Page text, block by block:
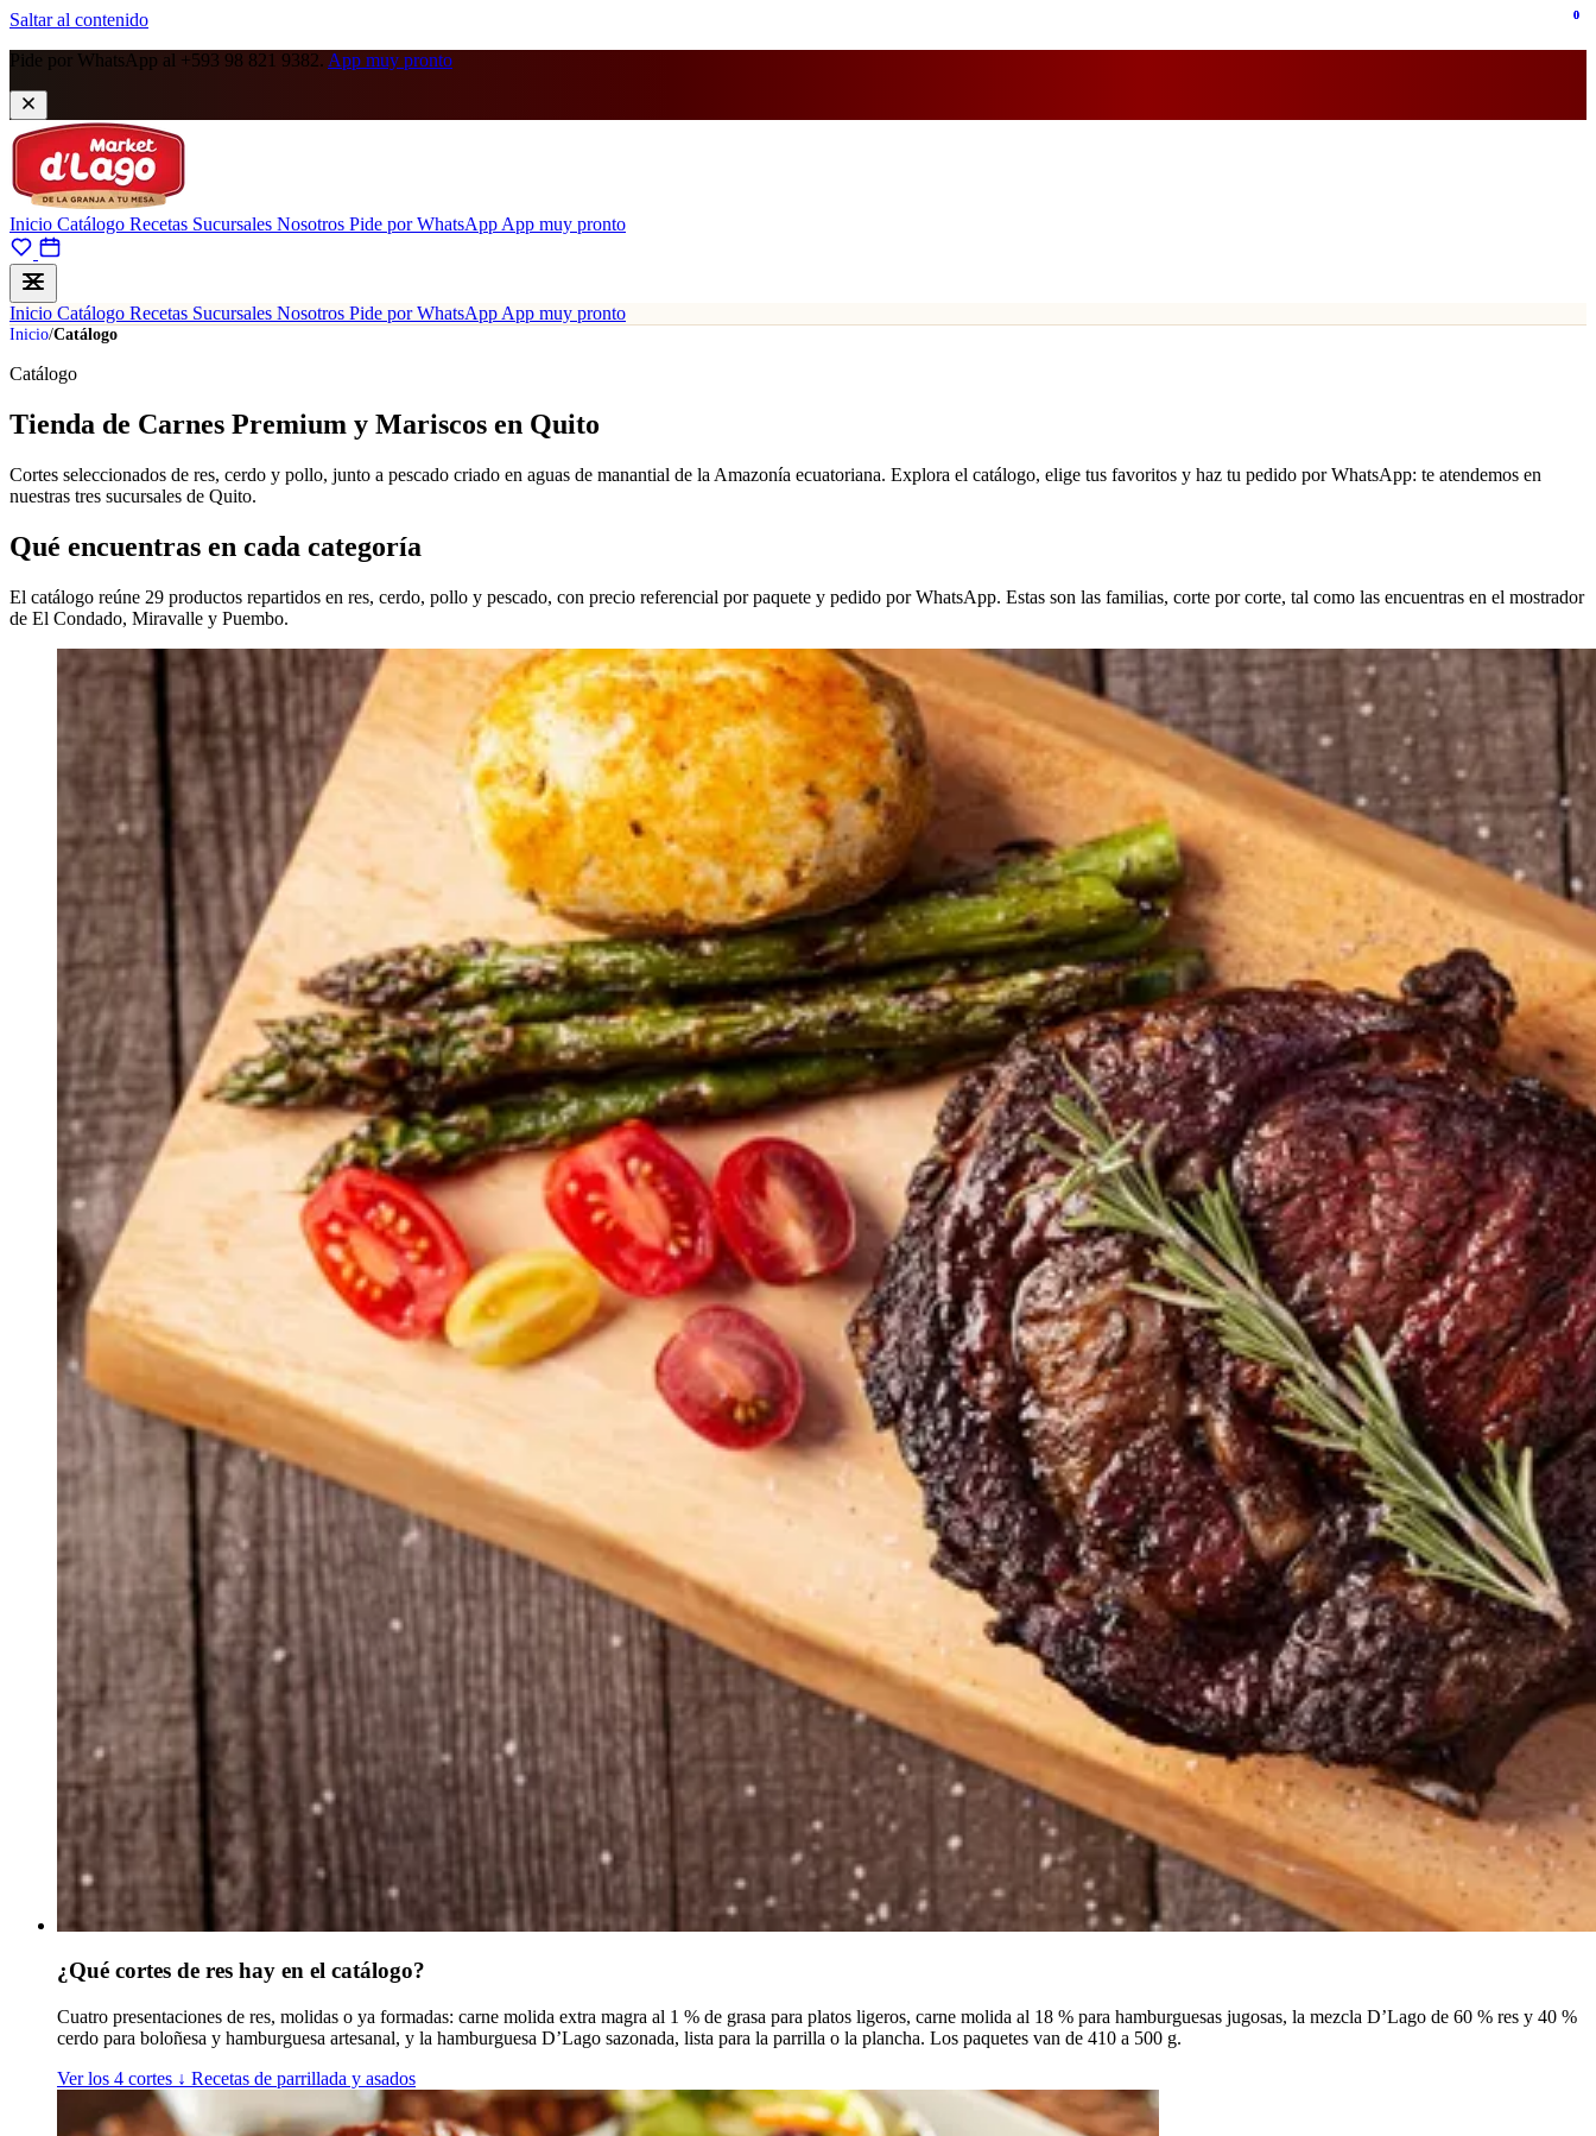
Saltar al contenido
Pide por WhatsApp al +593 98 821 9382. App muy pronto
Inicio Catálogo Recetas Sucursales Nosotros Pide por WhatsApp App muy pronto
0
0
Inicio Catálogo Recetas Sucursales Nosotros Pide por WhatsApp App muy pronto
Inicio/Catálogo
Catálogo
Tienda de Carnes Premium y Mariscos en Quito
Cortes seleccionados de res, cerdo y pollo, junto a pescado criado en aguas de manantial de la Amazonía ecuatoriana. Explora el catálogo, elige tus favoritos y haz tu pedido por WhatsApp: te atendemos en
nuestras tres sucursales de Quito.
Qué encuentras en cada categoría
El catálogo reúne 29 productos repartidos en res, cerdo, pollo y pescado, con precio referencial por paquete y pedido por WhatsApp. Estas son las familias, corte por corte, tal como las encuentras en el mostrador
de El Condado, Miravalle y Puembo.
¿Qué cortes de res hay en el catálogo?
Cuatro presentaciones de res, molidas o ya formadas: carne molida extra magra al 1 % de grasa para platos ligeros, carne molida al 18 % para hamburguesas jugosas, la mezcla D’Lago de 60 % res y 40 %
cerdo para boloñesa y hamburguesa artesanal, y la hamburguesa D’Lago sazonada, lista para la parrilla o la plancha. Los paquetes van de 410 a 500 g.
Ver los 4 cortes ↓ Recetas de parrillada y asados